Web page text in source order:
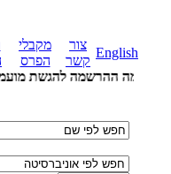
מקבלי
הפרס
צור
קשר
English
הסתיימה ההרשמה להגשת